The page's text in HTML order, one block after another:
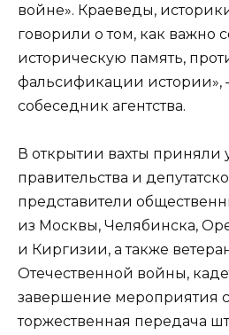
войне». Краеведы,
говорили о том, как важно
историческую память,
фальсификации истории»,
собеседник агентства.
В открытии вахты приняли
правительства и
представители
из Москвы, Челябинска,
и Киргизии, а также
Отечественной войны,
завершение мероприятия
торжественная передача